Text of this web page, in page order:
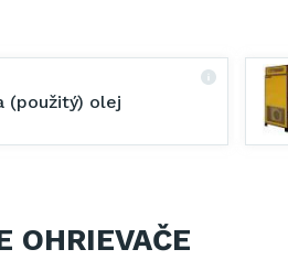
(použitý) olej
OHRIEVAČE